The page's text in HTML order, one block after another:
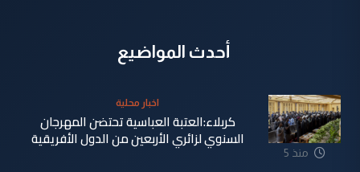
أحدث المواضيع
منذ 5
اخبار محلية
كربلاء:العتبة العباسية تحتضن المهرجان
السنوي لزائري الأربعين من الدول الأفريقية